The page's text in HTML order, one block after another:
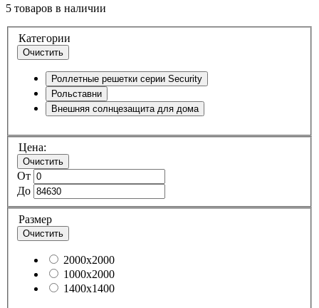
5 товаров в наличии
Категории
Очистить
Роллетные решетки серии Security
Рольставни
Внешняя солнцезащита для дома
Цена:
Очистить
От
До
Размер
Очистить
2000x2000
1000x2000
1400x1400